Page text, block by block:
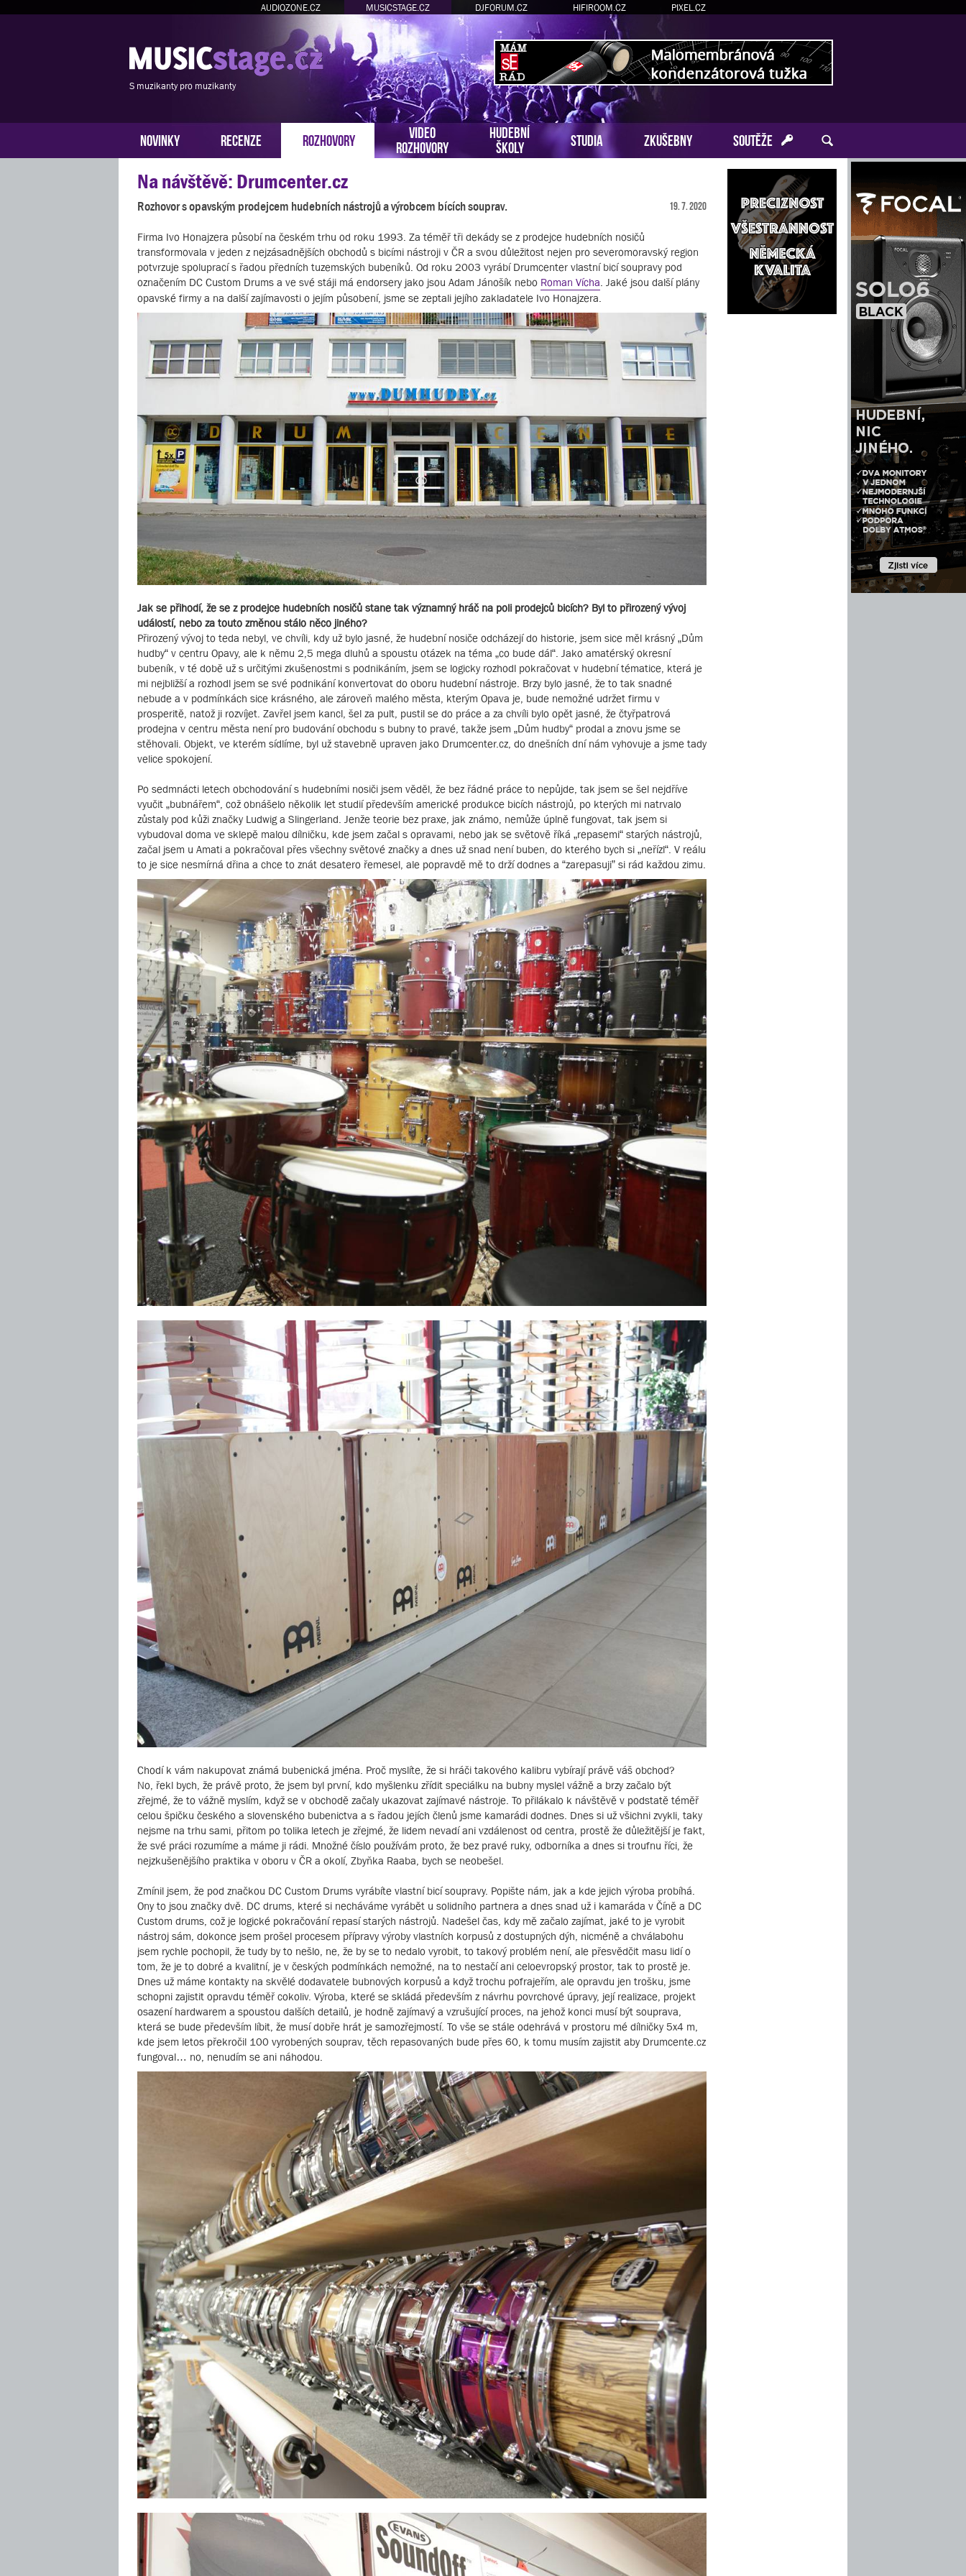
AUDIOZONE.CZ MUSICSTAGE.CZ DJFORUM.CZ HIFIROOM.CZ PIXEL.CZ
S muzikanty pro muzikanty
NOVINKY RECENZE ROZHOVORY
VIDEO
ROZHOVORY
HUDEBNÍ
ŠKOLY
STUDIA ZKUŠEBNY SOUTĚŽE
Na návštěvě: Drumcenter.cz
Rozhovor s opavským prodejcem hudebních nástrojů a výrobcem bících souprav. 19. 7. 2020
Firma Ivo Honajzera působí na českém trhu od roku 1993. Za téměř tři dekády se z prodejce hudebních nosičů
transformovala v jeden z nejzásadnějších obchodů s bicími nástroji v ČR a svou důležitost nejen pro severomoravský region
potvrzuje spoluprací s řadou předních tuzemských bubeníků. Od roku 2003 vyrábí Drumcenter vlastní bicí soupravy pod
označením DC Custom Drums a ve své stáji má endorsery jako jsou Adam Jánošík nebo Roman Vícha . Jaké jsou další plány
opavské firmy a na další zajímavosti o jejím působení, jsme se zeptali jejího zakladatele Ivo Honajzera.
Jak se přihodí, že se z prodejce hudebních nosičů stane tak významný hráč na poli prodejců bicích? Byl to přirozený vývoj
událostí, nebo za touto změnou stálo něco jiného?
Přirozený vývoj to teda nebyl, ve chvíli, kdy už bylo jasné, že hudební nosiče odcházejí do historie, jsem sice měl krásný „Dům
hudby“ v centru Opavy, ale k němu 2,5 mega dluhů a spoustu otázek na téma „co bude dál“. Jako amatérský okresní
bubeník, v té době už s určitými zkušenostmi s podnikáním, jsem se logicky rozhodl pokračovat v hudební tématice, která je
mi nejbližší a rozhodl jsem se své podnikání konvertovat do oboru hudební nástroje. Brzy bylo jasné, že to tak snadné
nebude a v podmínkách sice krásného, ale zároveň malého města, kterým Opava je, bude nemožné udržet firmu v
prosperitě, natož ji rozvíjet. Zavřel jsem kancl, šel za pult, pustil se do práce a za chvíli bylo opět jasné, že čtyřpatrová
prodejna v centru města není pro budování obchodu s bubny to pravé, takže jsem „Dům hudby“ prodal a znovu jsme se
stěhovali. Objekt, ve kterém sídlíme, byl už stavebně upraven jako Drumcenter.cz, do dnešních dní nám vyhovuje a jsme tady
velice spokojení.
Po sedmnácti letech obchodování s hudebními nosiči jsem věděl, že bez řádné práce to nepůjde, tak jsem se šel nejdříve
vyučit „bubnářem“, což obnášelo několik let studií především americké produkce bicích nástrojů, po kterých mi natrvalo
zůstaly pod kůži značky Ludwig a Slingerland. Jenže teorie bez praxe, jak známo, nemůže úplně fungovat, tak jsem si
vybudoval doma ve sklepě malou dílničku, kde jsem začal s opravami, nebo jak se světově říká „repasemi“ starých nástrojů,
začal jsem u Amati a pokračoval přes všechny světové značky a dnes už snad není buben, do kterého bych si „neřízl“. V reálu
to je sice nesmírná dřina a chce to znát desatero řemesel, ale popravdě mě to drží dodnes a “zarepasuji” si rád každou zimu.
Chodí k vám nakupovat známá bubenická jména. Proč myslíte, že si hráči takového kalibru vybírají právě váš obchod?
No, řekl bych, že právě proto, že jsem byl první, kdo myšlenku zřídit speciálku na bubny myslel vážně a brzy začalo být
zřejmé, že to vážně myslím, když se v obchodě začaly ukazovat zajímavé nástroje. To přilákalo k návštěvě v podstatě téměř
celou špičku českého a slovenského bubenictva a s řadou jejích členů jsme kamarádi dodnes. Dnes si už všichni zvykli, taky
nejsme na trhu sami, přitom po tolika letech je zřejmé, že lidem nevadí ani vzdálenost od centra, prostě že důležitější je fakt,
že své práci rozumíme a máme ji rádi. Množné číslo používám proto, že bez pravé ruky, odborníka a dnes si troufnu říci, že
nejzkušenějšího praktika v oboru v ČR a okolí, Zbyňka Raaba, bych se neobešel.
Zmínil jsem, že pod značkou DC Custom Drums vyrábíte vlastní bicí soupravy. Popište nám, jak a kde jejich výroba probíhá.
Ony to jsou značky dvě. DC drums, které si necháváme vyrábět u solidního partnera a dnes snad už i kamaráda v Číně a DC
Custom drums, což je logické pokračování repasí starých nástrojů. Nadešel čas, kdy mě začalo zajímat, jaké to je vyrobit
nástroj sám, dokonce jsem prošel procesem přípravy výroby vlastních korpusů z dostupných dýh, nicméně a chválabohu
jsem rychle pochopil, že tudy by to nešlo, ne, že by se to nedalo vyrobit, to takový problém není, ale přesvědčit masu lidí o
tom, že je to dobré a kvalitní, je v českých podmínkách nemožné, na to nestačí ani celoevropský prostor, tak to prostě je.
Dnes už máme kontakty na skvělé dodavatele bubnových korpusů a když trochu pofrajeřím, ale opravdu jen trošku, jsme
schopni zajistit opravdu téměř cokoliv. Výroba, které se skládá především z návrhu povrchové úpravy, její realizace, projekt
osazení hardwarem a spoustou dalších detailů, je hodně zajímavý a vzrušující proces, na jehož konci musí být souprava,
která se bude především líbit, že musí dobře hrát je samozřejmostí. To vše se stále odehrává v prostoru mé dílničky 5x4 m,
kde jsem letos překročil 100 vyrobených souprav, těch repasovaných bude přes 60, k tomu musím zajistit aby Drumcente.cz
fungoval… no, nenudím se ani náhodou.